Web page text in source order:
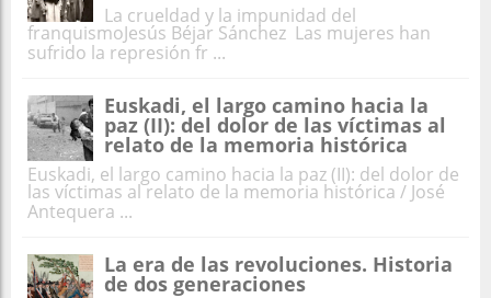
La crueldad y la impunidad del
franquismoJesús Béjar Sánchez Las mujeres han
sufrido la represión fr ...
Euskadi, el largo camino hacia la
paz (II): del dolor de las víctimas al
relato de la memoria histórica
Euskadi, el largo camino hacia la paz (II): del dolor de
las víctimas al relato de la memoria histórica / José
Antequera ...
La era de las revoluciones. Historia
de dos generaciones